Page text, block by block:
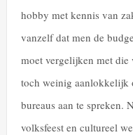
hobby met kennis van
vanzelf dat men de
moet vergelijken met
toch weinig aanlokkelijk
bureaus aan te spreken.
volksfeest en cultureel